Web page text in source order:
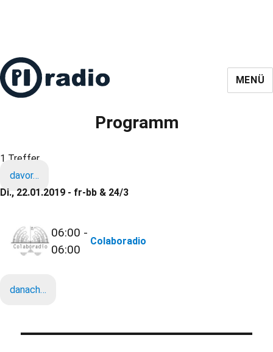
MENÜ
Programm
1 Treffer
davor…
Di., 22.01.2019 - fr-bb & 24/3
06:00 -
06:00
Colaboradio
danach…